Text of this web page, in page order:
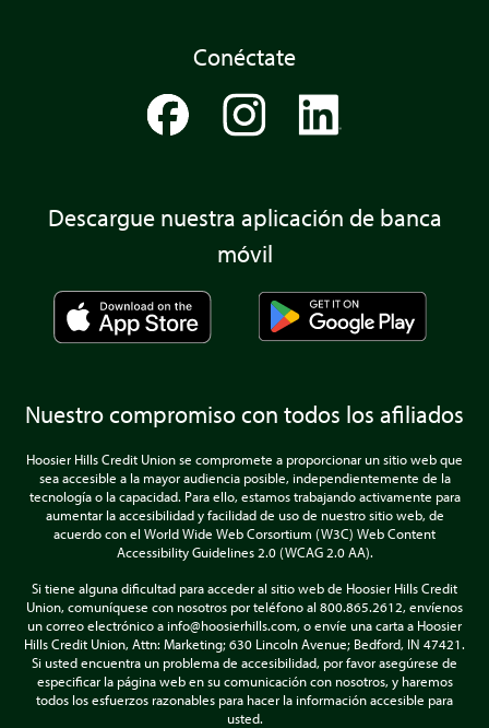
Conéctate
Descargue nuestra aplicación de banca
móvil
Nuestro compromiso con todos los afiliados
Hoosier Hills Credit Union se compromete a proporcionar un sitio web que
sea accesible a la mayor audiencia posible, independientemente de la
tecnología o la capacidad. Para ello, estamos trabajando activamente para
aumentar la accesibilidad y facilidad de uso de nuestro sitio web, de
acuerdo con el World Wide Web Corsortium (W3C) Web Content
Accessibility Guidelines 2.0 (WCAG 2.0 AA).
Si tiene alguna dificultad para acceder al sitio web de Hoosier Hills Credit
Union, comuníquese con nosotros por teléfono al 800.865.2612, envíenos
un correo electrónico a info@hoosierhills.com, o envíe una carta a Hoosier
Hills Credit Union, Attn: Marketing; 630 Lincoln Avenue; Bedford, IN 47421.
Si usted encuentra un problema de accesibilidad, por favor asegúrese de
especificar la página web en su comunicación con nosotros, y haremos
todos los esfuerzos razonables para hacer la información accesible para
usted.